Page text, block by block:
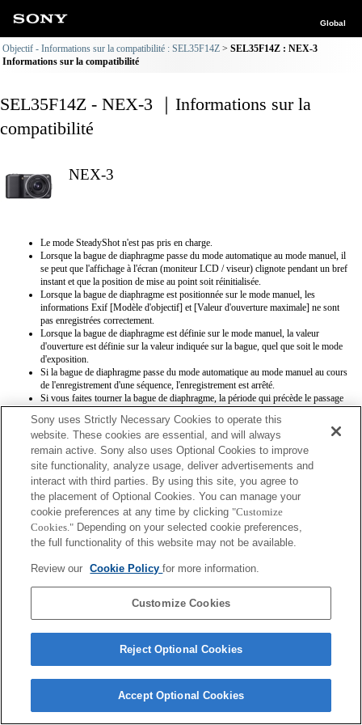
Global
Objectif - Informations sur la compatibilité : SEL35F14Z
SEL35F14Z : NEX-3
Informations sur la compatibilité
SEL35F14Z - NEX-3 ｜Informations sur la
compatibilité
NEX-3
Le mode SteadyShot n'est pas pris en charge.
Lorsque la bague de diaphragme passe du mode automatique au mode manuel, il
se peut que l'affichage à l'écran (moniteur LCD / viseur) clignote pendant un bref
instant et que la position de mise au point soit réinitialisée.
Lorsque la bague de diaphragme est positionnée sur le mode manuel, les
informations Exif [Modèle d'objectif] et [Valeur d'ouverture maximale] ne sont
pas enregistrées correctement.
Lorsque la bague de diaphragme est définie sur le mode manuel, la valeur
d'ouverture est définie sur la valeur indiquée sur la bague, quel que soit le mode
d'exposition.
Si la bague de diaphragme passe du mode automatique au mode manuel au cours
de l'enregistrement d'une séquence, l'enregistrement est arrêté.
Si vous faites tourner la bague de diaphragme, la période qui précède le passage
Si la bague de diaphragme est positionnée sur le mode manuel, le contrôle du
floutage d'arrière-plan du mode Créativité photo ne fonctionne pas correctement.
Cependant, l'affichage à l'écran est présenté normalement.
Lorsque la valeur est définie sur F1.7 en mode iris manuel, la valeur enregistrée
dans Exif est F1.8, mais l'ouverture réellement utilisée lors de la prise de vue est
Sony uses Strictly Necessary Cookies to operate this
website. These cookies are essential, and will always
remain active. Sony also uses Optional Cookies to improve
site functionality, analyze usage, deliver advertisements and
interact with third parties. By using this site, you agree to
the placement of Optional Cookies. You can manage your
cookie preferences at any time by clicking "Customize
Cookies." Depending on your selected cookie preferences,
the full functionality of this website may not be available.
Review our Cookie Policyfor more information.
Customize Cookies
Reject Optional Cookies
Accept Optional Cookies